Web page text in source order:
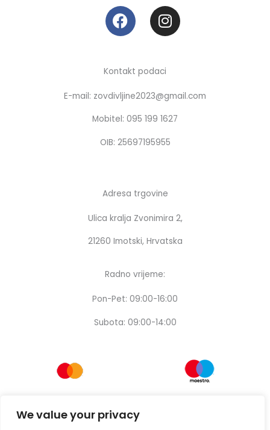
We value your privacy
F
a
c
b
o
o
k
I
n
s
a
r
a
m
Kontakt podaci
E-mail: zovdivljine2023@gmail.com
Mobitel: 095 199 1627
OIB: 25697195955
Adresa trgovine
Ulica kralja Zvonimira 2,
21260 Imotski, Hrvatska
Radno vrijeme:
Pon-Pet: 09:00-16:00
Subota: 09:00-14:00